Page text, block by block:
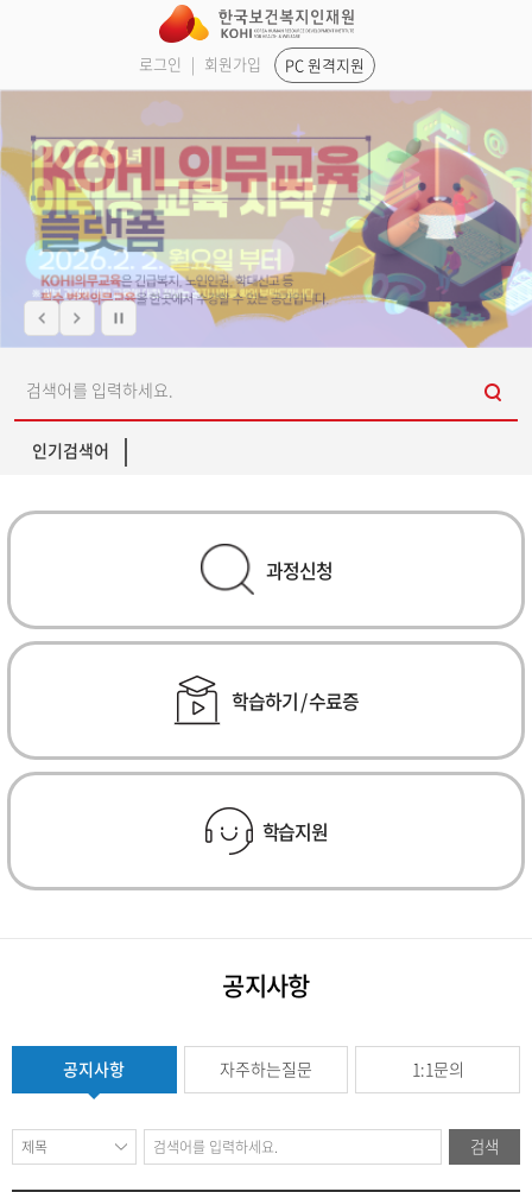
로그인 | 회원가입 PC 원격지원
인기검색어
과정신청
학습하기 / 수료증
학습지원
공지사항
공지사항 자주하는질문 1:1문의
검색